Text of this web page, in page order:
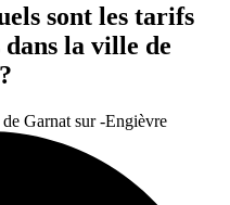
sont les tarifs
dans la ville de
Garnat sur -Engièvre